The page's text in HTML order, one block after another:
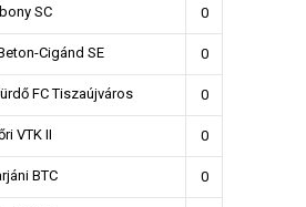
SC 0
Cigánd SE 0
FC Tiszaújváros 0
VTK II 0
BTC 0